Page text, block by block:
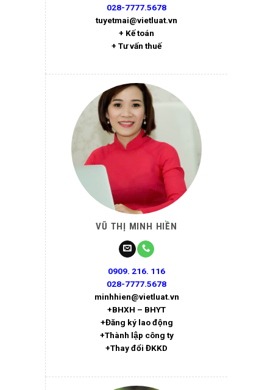
028-7777.5678
tuyetmai@vietluat.vn
+ Kế toán
+ Tư vấn thuế
VŨ THỊ MINH HIỀN
0909. 216. 116
028-7777.5678
minhhien@vietluat.vn
+BHXH – BHYT
+Đăng ký lao động
+Thành lập công ty
+Thay đổi ĐKKD